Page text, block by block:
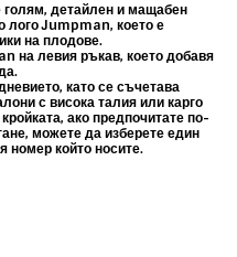
детайлен и мащабен
логоJumpman, което е
на плодове.
на левия ръкав, което добавя
като се съчетава
с висока талия или карго
ако предпочитате по-
можете да изберете един
номер който носите.